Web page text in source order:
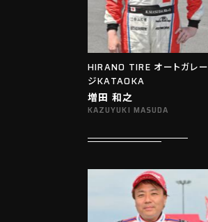
HIRANO TIRE オートガレー
ジKATAOKA
増田 和之
KAZUYUKI MASUDA